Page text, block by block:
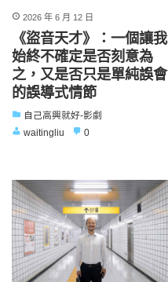
2026 年 6 月 12 日
《盜音天才》：一個讓我
始終不確定是否刻意為
之，又是否只是單純誤會
的誤導式情節
自己高興就好-影劇
waitingliu
0